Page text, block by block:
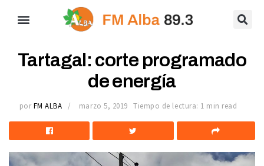
Tartagal: corte programado
de energía
por FM ALBA marzo 5, 2019 Tiempo de lectura: 1 min read